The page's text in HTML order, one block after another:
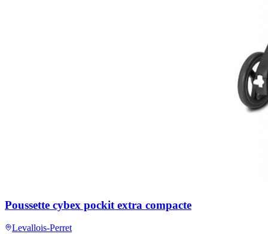
Poussette cybex pockit extra compacte
Levallois-Perret